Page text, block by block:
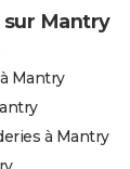
sur Mantry
Mantry
à Mantry